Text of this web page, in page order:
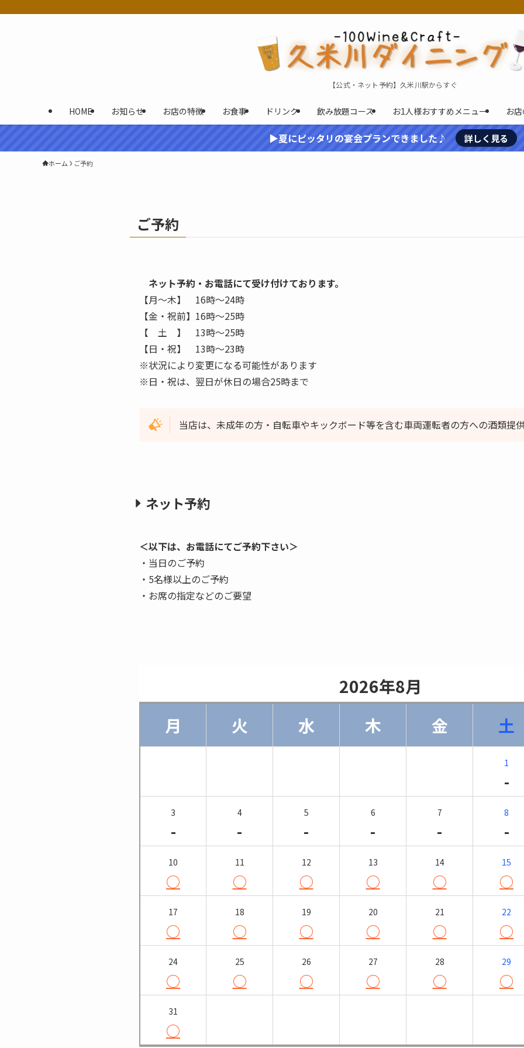
【公式・ネット予約】久米川駅からすぐ
HOME お知らせ お店の特徴 お食事 ドリンク 飲み放題コース お1人様おすすめメニュー お
▶夏にピッタリの宴会プランできました♪ 詳しく見る
ホーム ご予約
ご予約
ネット予約・お電話にて受け付けております。
【月〜木】 16時〜24時
【金・祝前】16時〜25時
【 土 】 13時〜25時
【日・祝】 13時〜23時
※状況により変更になる可能性があります
※日・祝は、翌日が休日の場合25時まで
当店は、未成年の方・自転車やキックボード等を含む車両運転者の方への酒類提
ネット予約
＜以下は、お電話にてご予約下さい＞
・当日のご予約
・5名様以上のご予約
・お席の指定などのご要望
                    2026年8月
月
火 水 木 金 土
1
-
3
-
4
-
5
-
6
-
7
-
8
-
10
○
11
○
12
○
13
○
14
○
15
○
17
○
18
○
19
○
20
○
21
○
22
○
24
○
25
○
26
○
27
○
28
○
29
○
31
○